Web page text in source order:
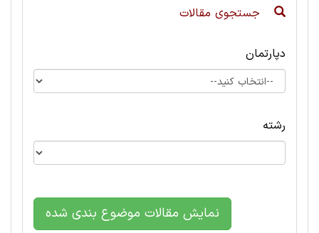
جستجوی مقالات
دپارتمان
رشته
نمایش مقالات موضوع بندی شده